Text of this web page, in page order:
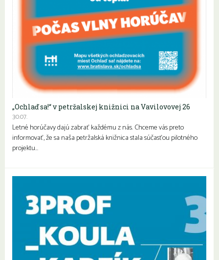
„Ochlaď sa!“ v petržalskej knižnici na Vavilovovej 26
30.07.
Letné horúčavy dajú zabrať každému z nás. Chceme vás preto
informovať, že sa naša petržalská knižnica stala súčasťou pilotného
projektu…